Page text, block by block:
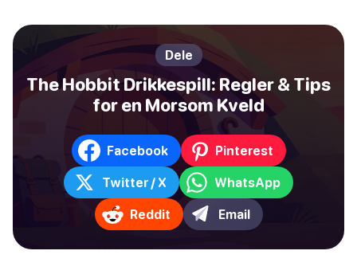
Dele
The Hobbit Drikkespill: Regler & Tips
for en Morsom Kveld
Facebook Pinterest
Twitter / X WhatsApp
Reddit Email